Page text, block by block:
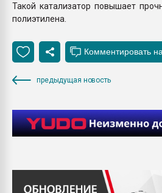
Такой катализатор повышает
полиэтилена.
предыдущая новость